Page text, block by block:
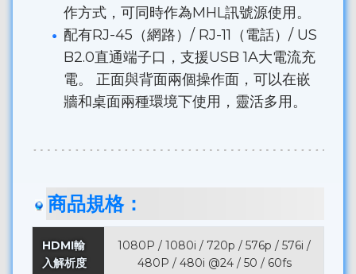
作方式，可同時作為MHL訊號源使用。
配有RJ-45（網路）/ RJ-11（電話）/ US
B2.0直通端子口，支援USB 1A大電流充
電。 正面與背面兩個操作面，可以在嵌
牆和桌面兩種環境下使用，靈活多用。
商品規格：
HDMI輸
入解析度
1080P / 1080i / 720p / 576p / 576i /
480P / 480i @24 / 50 / 60fs